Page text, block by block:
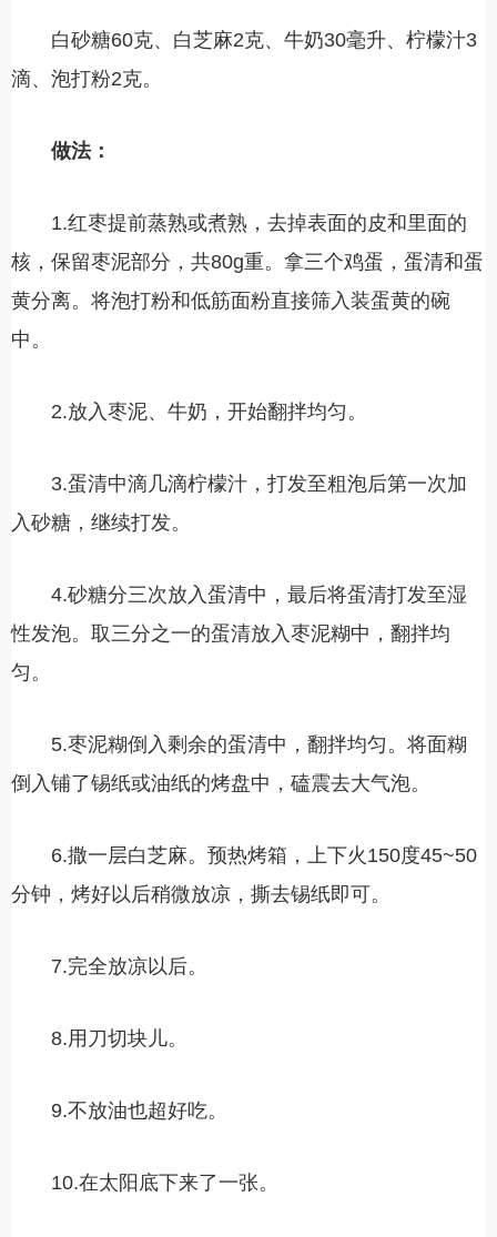
白砂糖60克、白芝麻2克、牛奶30毫升、柠檬汁3
滴、泡打粉2克。
做法：
1.红枣提前蒸熟或煮熟，去掉表面的皮和里面的
核，保留枣泥部分，共80g重。拿三个鸡蛋，蛋清和蛋
黄分离。将泡打粉和低筋面粉直接筛入装蛋黄的碗
中。
2.放入枣泥、牛奶，开始翻拌均匀。
3.蛋清中滴几滴柠檬汁，打发至粗泡后第一次加
入砂糖，继续打发。
4.砂糖分三次放入蛋清中，最后将蛋清打发至湿
性发泡。取三分之一的蛋清放入枣泥糊中，翻拌均
匀。
5.枣泥糊倒入剩余的蛋清中，翻拌均匀。将面糊
倒入铺了锡纸或油纸的烤盘中，磕震去大气泡。
6.撒一层白芝麻。预热烤箱，上下火150度45~50
分钟，烤好以后稍微放凉，撕去锡纸即可。
7.完全放凉以后。
8.用刀切块儿。
9.不放油也超好吃。
10.在太阳底下来了一张。